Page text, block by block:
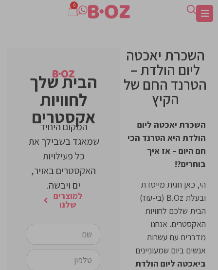
0
השכרת יאכטה
ליום הולדת –
הטרנד החם של
הקיץ
השכרת יאכטה ליום
הולדת היא הטרנד הכי
חם היום – אז איך
בוחרים?!
הי, כאן חגית מייסדת
ובעלת B.Oz (בי-עוז)
הבית שלכם לחוויות
האקסטרים. אנחנו
מדברים עם עשרות
אנשים ביום שמעוניינים
ביאכטה ליום הולדת
הבית שלך
לחוויות
אקסטרים
המקום היחיד
שמאגד בשבילך את
כל פעילויות
האקסטרים באויר,
ים ויבשה.
למוצרים
שלנו